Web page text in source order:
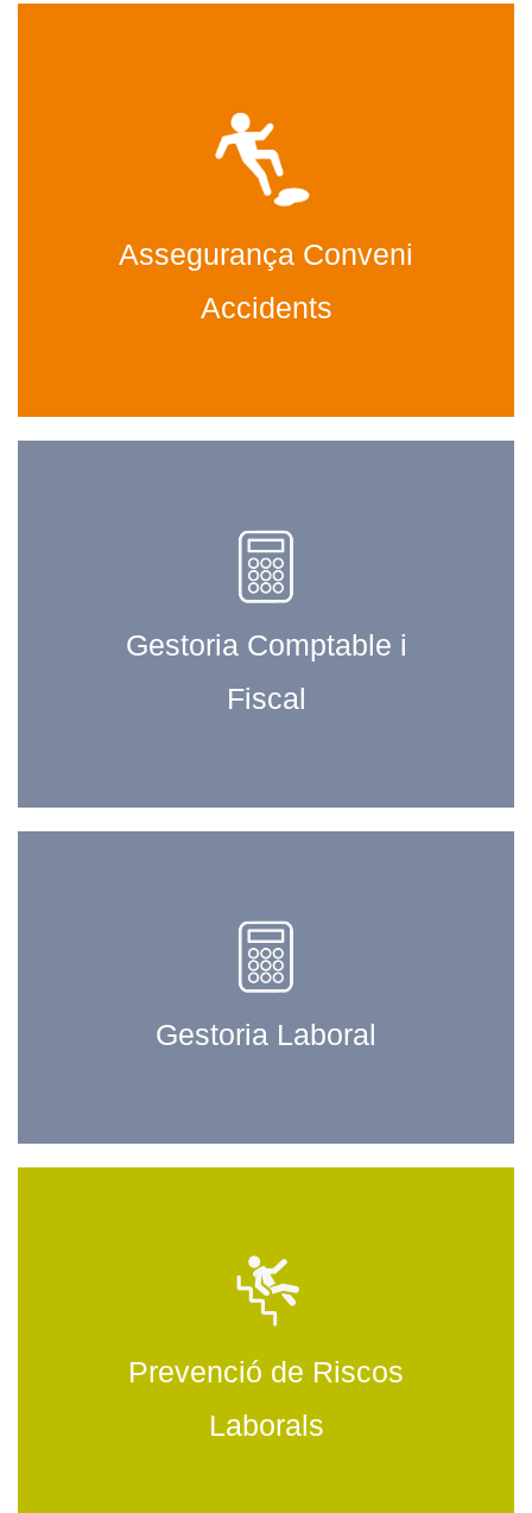
Assegurança Conveni
Accidents
Gestoria Comptable i
Fiscal
Gestoria Laboral
Prevenció de Riscos
Laborals